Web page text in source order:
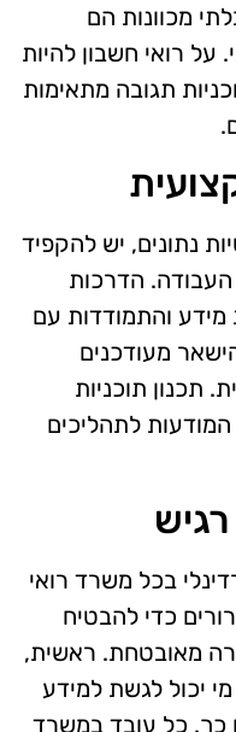
מכוונות הם
על רואי חשבון להיות
תגובה מתאימות
נתונים, יש להקפיד
הדרכות
מידע והתמודדות עם
מעודכנים
תכנון תוכניות
לתהליכים
בכל משרד רואי
כדי להבטיח
מאובטחת. ראשית,
יכול לגשת למידע
כך. כל עובד במשרד